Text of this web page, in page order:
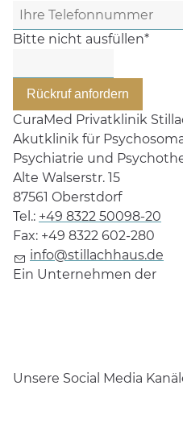
Bitte nicht ausfüllen*
Rückruf anfordern
CuraMed Privatklinik
Akutklinik für
Psychiatrie und
Alte Walserstr. 15
87561 Oberstdorf
Tel.: +49 8322 50098-20
Fax: +49 8322 602-280
info@stillachhaus.de
Ein Unternehmen der
Unsere Social Media